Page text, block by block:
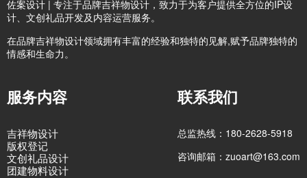
佐案设计 | 专注于品牌吉祥物设计，致力于为客户提供全方位的IP设
计、文创礼品开发及内容运营服务。
在品牌吉祥物设计领域拥有丰富的经验和独特的见解,赋予品牌独特的
情感和生命力。
服务内容
吉祥物设计
版权登记
文创礼品设计
团建物料设计
联系我们
总监热线：180-2628-5918
咨询邮箱：zuoart@163.com